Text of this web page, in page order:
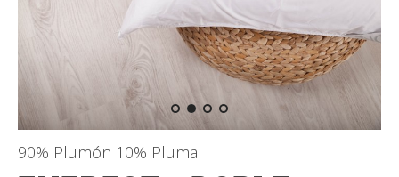
90% Plumón 10% Pluma